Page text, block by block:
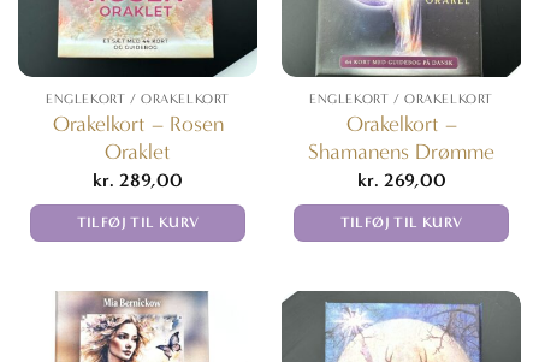
ENGLEKORT / ORAKELKORT
Orakelkort – Rosen
Oraklet
kr. 289,00
TILFØJ TIL KURV
ENGLEKORT / ORAKELKORT
Orakelkort –
Shamanens Drømme
kr. 269,00
TILFØJ TIL KURV